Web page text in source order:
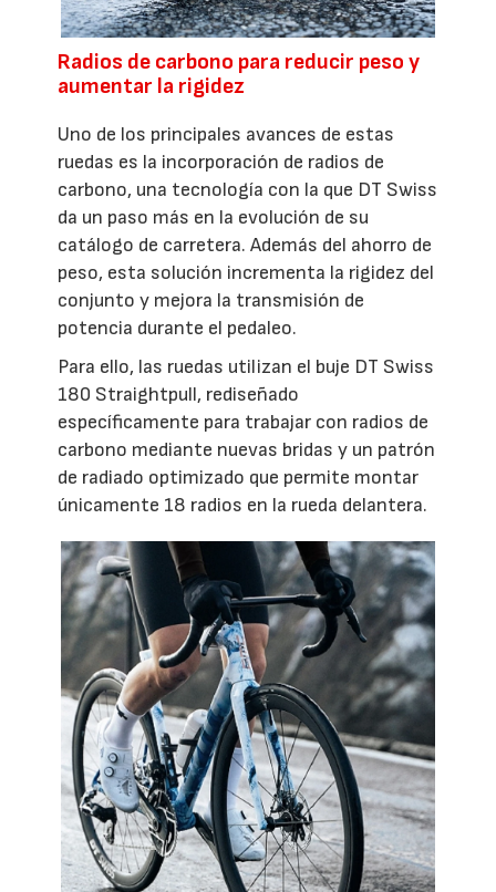
Radios de carbono para reducir peso y
aumentar la rigidez
Uno de los principales avances de estas
ruedas es la incorporación de radios de
carbono, una tecnología con la que DT Swiss
da un paso más en la evolución de su
catálogo de carretera. Además del ahorro de
peso, esta solución incrementa la rigidez del
conjunto y mejora la transmisión de
potencia durante el pedaleo.
Para ello, las ruedas utilizan el buje DT Swiss
180 Straightpull, rediseñado
específicamente para trabajar con radios de
carbono mediante nuevas bridas y un patrón
de radiado optimizado que permite montar
únicamente 18 radios en la rueda delantera.